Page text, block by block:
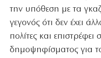
την υπόθεση με τα
γεγονός ότι δεν έχει
πολίτες και επιστρέφει
δημοψηφίσματος για το